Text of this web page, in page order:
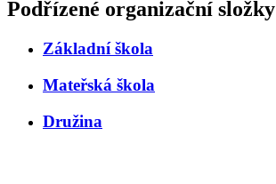
Podřízené organizační složky
Základní škola
Mateřská škola
Družina